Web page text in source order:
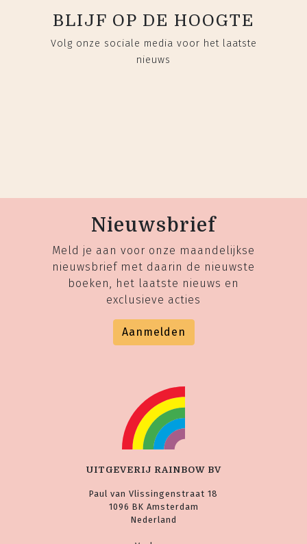
BLIJF OP DE HOOGTE
Volg onze sociale media voor het laatste
nieuws
Nieuwsbrief
Meld je aan voor onze maandelijkse
nieuwsbrief met daarin de nieuwste
boeken, het laatste nieuws en
exclusieve acties
Aanmelden
UITGEVERIJ RAINBOW BV
Paul van Vlissingenstraat 18
1096 BK Amsterdam
Nederland